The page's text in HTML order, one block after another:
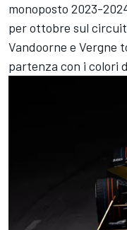
monoposto 2023-
per ottobre sul
Vandoorne e Vergne
partenza con i colori